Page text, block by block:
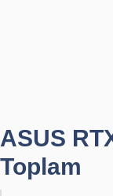
ASUS
Toplam